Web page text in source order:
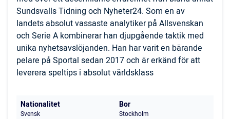
Sundsvalls Tidning och Nyheter24. Som en av
landets absolut vassaste analytiker på Allsvenskan
och Serie A kombinerar han djupgående taktik med
unika nyhetsavslöjanden. Han har varit en bärande
pelare på Sportal sedan 2017 och är erkänd för att
leverera speltips i absolut världsklass
Nationalitet
Svensk
Bor
Stockholm